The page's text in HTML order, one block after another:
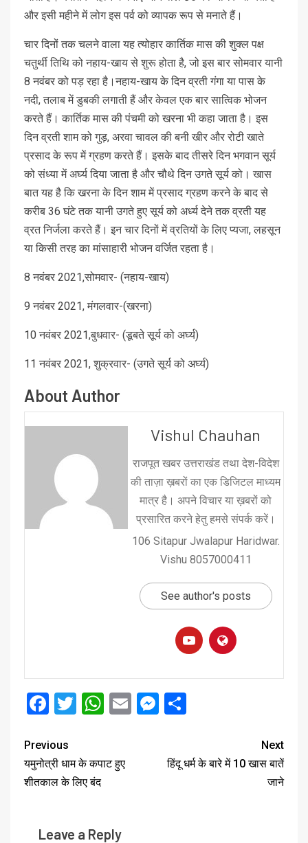
और इसी महीने में लोग इस पर्व को व्यापक रूप से मनाते हैं।
चार दिनों तक चलने वाला यह त्योहार कार्तिक मास की शुक्ल पक्ष
चतुर्थी तिथि को नहाय-खाय से शुरू होता है, जो इस बार सोमवार यानी
8 नवंबर को पड़ रहा है।नहाय-खाय के दिन व्रती गंगा या पास के
नदी, तलाब में डुबकी लगाती हैं और केवल एक बार सात्विक भोजन
करते हैं। कार्तिक मास की पंचमी को खरना भी कहा जाता है। इस
दिन व्रती शाम को गुड़, अरवा चावल की बनी खीर और रोटी खाते
प्रसाद के रूप में ग्रहण करते हैं। इसके बाद तीसरे दिन भगवान सूर्य
को संध्या में अर्घ्य दिया जाता है और चौथे दिन उगते सूर्य को। खास
बात यह है कि खरना के दिन शाम में प्रसाद ग्रहण करने के बाद से
करीब 36 घंटे तक यानी उगते हुए सूर्य को अर्ध्य देने तक व्रती यह
व्रत निर्जला करते हैं। इन चार दिनों में व्रतियों के लिए प्यजा, लहसून
या किसी तरह का मांसाहारी भोजन वर्जित रहता है।
8 नवंबर 2021,सोमवार- (नहाय-खाय)
9 नवंबर 2021, मंगलवार-(खरना)
10 नवंबर 2021,बुधवार- (डूबते सूर्य को अर्घ्य)
11 नवंबर 2021, शुक्रवार- (उगते सूर्य को अर्घ्य)
About Author
Vishul Chauhan
राजपूत खबर उत्तराखंड तथा देश-विदेश
की ताज़ा ख़बरों का एक डिजिटल माध्यम
मात्र है। अपने विचार या ख़बरों को
प्रसारित करने हेतु हमसे संपर्क करें।
106 Sitapur Jwalapur Haridwar.
Vishu 8057000411
See author's posts
Facebook
Twitter
WhatsApp
EmailMessenger
Previous
यमुनोत्री धाम के कपाट हुए
शीतकाल के लिए बंद
Next
हिंदू धर्म के बारे में 10 खास बातें
जाने
Leave a Reply